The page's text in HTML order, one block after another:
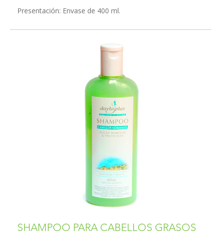
Presentación: Envase de 400 ml.
SHAMPOO PARA CABELLOS GRASOS